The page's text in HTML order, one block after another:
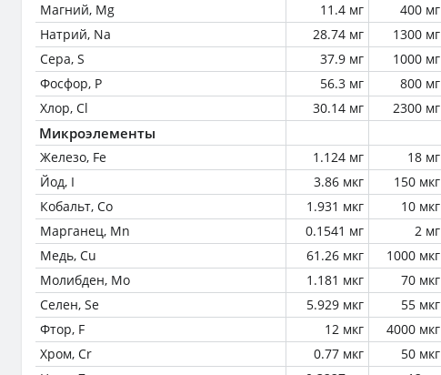
Магний, Mg
11.4 мг 400 мг
Натрий, Na
28.74 мг 1300 мг
Сера, S
37.9 мг 1000 мг
Фосфор, P
56.3 мг 800 мг
Хлор, Cl
30.14 мг 2300 мг
Микроэлементы
Железо, Fe 1.124 мг 18 мг
Йод, I
3.86 мкг 150 мкг
Кобальт, Co
1.931 мкг 10 мкг
Марганец, Mn
0.1541 мг 2 мг
Медь, Cu
61.26 мкг 1000 мкг
Молибден, Mo
1.181 мкг 70 мкг
Селен, Se
5.929 мкг 55 мкг
Фтор, F
12 мкг 4000 мкг
Хром, Cr
0.77 мкг 50 мкг